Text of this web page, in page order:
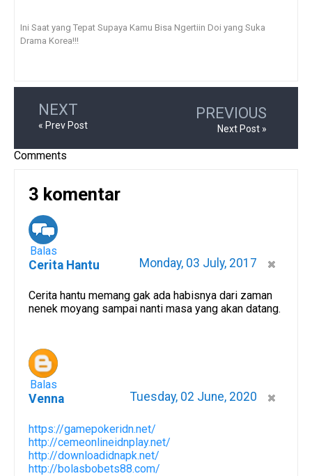
Ini Saat yang Tepat Supaya Kamu Bisa Ngertiin Doi yang Suka
Drama Korea!!!
NEXT
« Prev Post
PREVIOUS
Next Post »
Comments
3 komentar
Balas
Cerita Hantu Monday, 03 July, 2017
Cerita hantu memang gak ada habisnya dari zaman
nenek moyang sampai nanti masa yang akan datang.
Balas
Venna Tuesday, 02 June, 2020
https://gamepokeridn.net/
http://cemeonlineidnplay.net/
http://downloadidnapk.net/
http://bolasbobets88.com/